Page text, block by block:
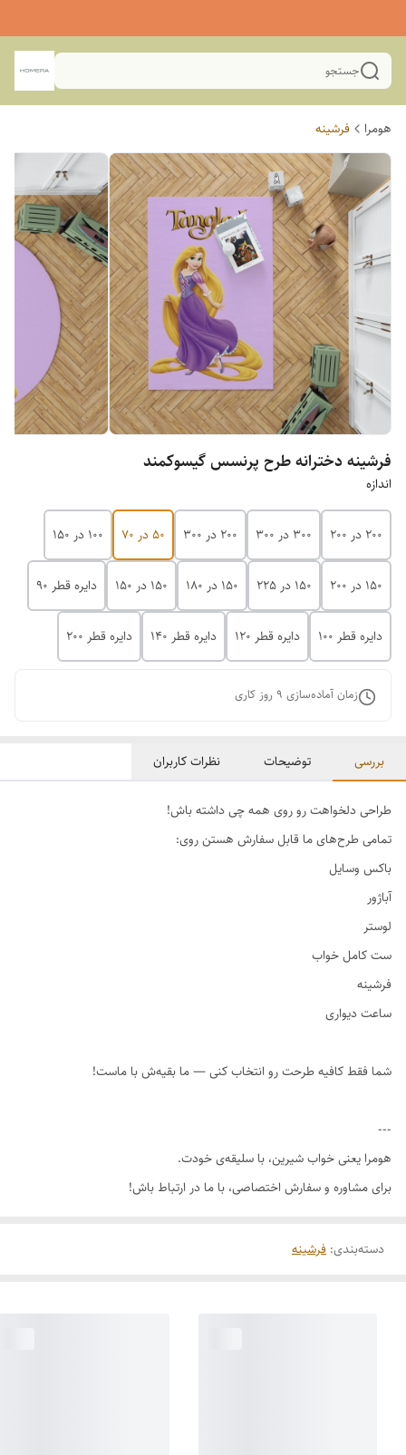
جستجو
هومرا فرشینه
فرشینه دخترانه طرح پرنسس گیسوکمند
اندازه
200 در 200 300 در 300 200 در 300 50 در 70 100 در 150
150 در 200 150 در 225 150 در 180 150 در 150 دایره قطر 90
دایره قطر 100 دایره قطر 120 دایره قطر 140 دایره قطر 200
زمان آماده‌سازی 9 روز کاری
بررسی توضیحات نظرات کاربران
طراحی دلخواهت رو روی همه چی داشته باش!
تمامی طرح‌های ما قابل سفارش هستن روی:
باکس وسایل
آباژور
لوستر
ست کامل خواب
فرشینه
ساعت دیواری
شما فقط کافیه طرحت رو انتخاب کنی — ما بقیه‌ش با ماست!
---
هومرا یعنی خواب شیرین، با سلیقه‌ی خودت.
برای مشاوره و سفارش اختصاصی، با ما در ارتباط باش!
دسته‌بندی: فرشینه